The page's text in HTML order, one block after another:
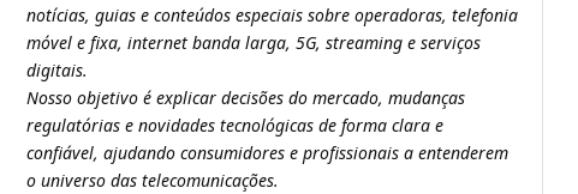
notícias, guias e conteúdos especiais sobre operadoras, telefonia
móvel e fixa, internet banda larga, 5G, streaming e serviços
digitais.
Nosso objetivo é explicar decisões do mercado, mudanças
regulatórias e novidades tecnológicas de forma clara e
confiável, ajudando consumidores e profissionais a entenderem
o universo das telecomunicações.